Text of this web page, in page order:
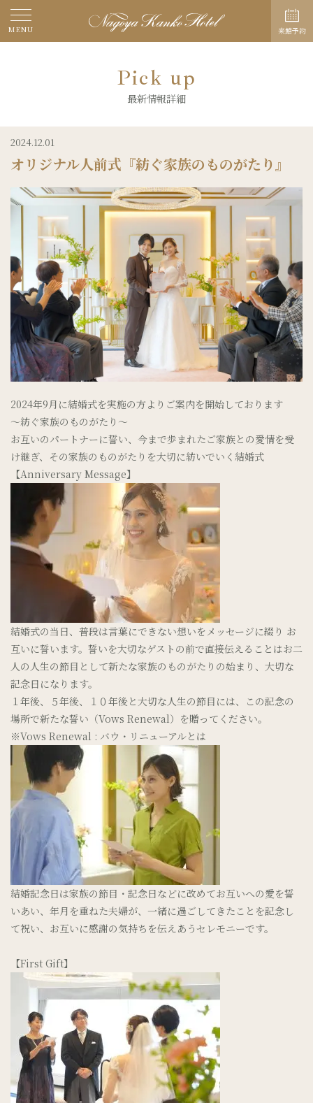
MENU 来館予約
Pick up
最新情報詳細
2024.12.01
オリジナル人前式『紡ぐ家族のものがたり』
2024年9月に結婚式を実施の方よりご案内を開始しております
～紡ぐ家族のものがたり～
お互いのパートナーに誓い、今まで歩まれたご家族との愛情を受
け継ぎ、その家族のものがたりを大切に紡いでいく結婚式
【Anniversary Message】
結婚式の当日、普段は言葉にできない想いをメッセージに綴り お
互いに誓います。誓いを大切なゲストの前で直接伝えることはお二
人の人生の節目として新たな家族のものがたりの始まり、大切な
記念日になります。
１年後、５年後、１０年後と大切な人生の節目には、この記念の
場所で新たな誓い（Vows Renewal）を贈ってください。
※Vows Renewal : バウ・リニューアルとは
結婚記念日は家族の節目・記念日などに改めてお互いへの愛を誓
いあい、年月を重ねた夫婦が、一緒に過ごしてきたことを記念し
て祝い、お互いに感謝の気持ちを伝えあうセレモニーです。
【First Gift】